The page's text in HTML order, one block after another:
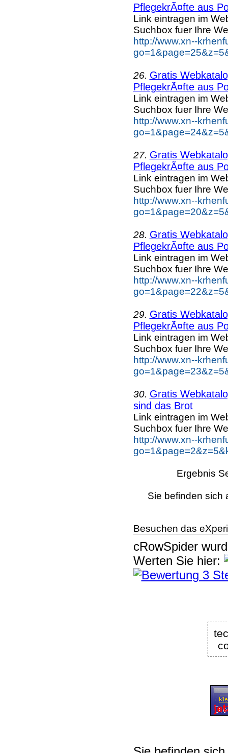
PflegekrÃ¤fte aus
Link eintragen im
Suchbox fuer Ihre
http://www.xn--
26. Gratis
PflegekrÃ¤fte aus
Link eintragen im
Suchbox fuer Ihre
http://www.xn--
27. Gratis
PflegekrÃ¤fte aus
Link eintragen im
Suchbox fuer Ihre
http://www.xn--
28. Gratis
PflegekrÃ¤fte aus
Link eintragen im
Suchbox fuer Ihre
http://www.xn--
29. Gratis
PflegekrÃ¤fte aus
Link eintragen im
Suchbox fuer Ihre
http://www.xn--
30. Gratis
sind das Brot
Link eintragen im
Suchbox fuer Ihre
http://www.xn--
Ergebnis
Sie befinden sich
Besuchen das
cRowSpider
Werten Sie hier: